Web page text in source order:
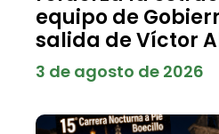
equipo de
salida de Víctor
3 de agosto de 2026